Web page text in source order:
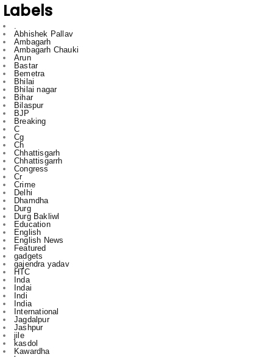
Labels
.
Abhishek Pallav
Ambagarh
Ambagarh Chauki
Arun
Bastar
Bemetra
Bhilai
Bhilai nagar
Bihar
Bilaspur
BJP
Breaking
C
Cg
Ch
Chhattisgarh
Chhattisgarrh
Congress
Cr
Crime
Delhi
Dhamdha
Durg
Durg Bakliwl
Education
English
English News
Featured
gadgets
gajendra yadav
HTC
Inda
Indai
Indi
India
International
Jagdalpur
Jashpur
jile
kasdol
Kawardha